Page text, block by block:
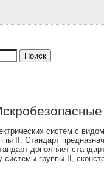
систем с
II. Стандарт
дополняет
группы II,